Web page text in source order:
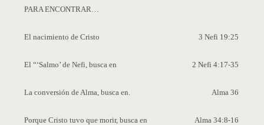
PARA ENCONTRAR…
El nacimiento de Cristo 3 Nefi 19:25
El “‘Salmo’ de Nefi, busca en 2 Nefi 4:17-35
La conversión de Alma, busca en. Alma 36
Porque Cristo tuvo que morir, busca en Alma 34:8-16